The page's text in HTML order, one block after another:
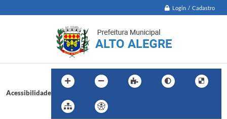
Login / Cadastro
Acessibilidade